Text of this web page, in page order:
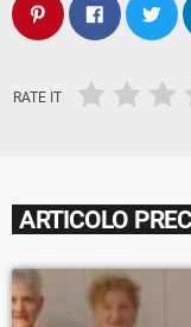
RATE IT
ARTICOLO